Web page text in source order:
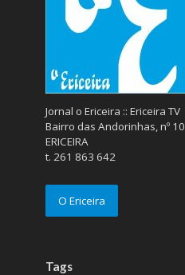
Jornal o Ericeira :: Ericeira TV
Bairro das Andorinhas, nº 10
ERICEIRA
t. 261 863 642
O Ericeira
Tags